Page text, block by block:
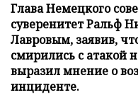
Глава Немецкого
суверенитет Ральф
Лавровым, заявив,
смирились с атакой
выразил мнение о
инциденте.